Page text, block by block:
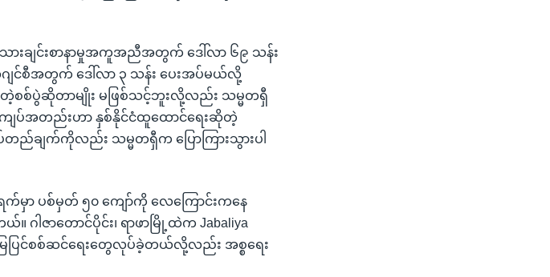
းချင်းစာနာမှုအကူအညီအတွက် ဒေါ်လာ ၆၉ သန်း
င်စီအတွက် ဒေါ်လာ ၃ သန်း ပေးအပ်မယ်လို့
တဲ့စစ်ပွဲဆိုတာမျိုး မဖြစ်သင့်ဘူးလို့လည်း သမ္မတရှီ
ကျပ်အတည်းဟာ နှစ်နိုင်ငံထူထောင်ရေးဆိုတဲ့
ျက်ကိုလည်း သမ္မတရှီက ပြောကြားသွားပါ
မှာ ပစ်မှတ် ၅၀ ကျော်ကို လေကြောင်းကနေ
ါဇာတောင်ပိုင်း၊ ရာဖာမြို့ထဲက Jabaliya
ေပြင်စစ်ဆင်ရေးတွေလုပ်ခဲ့တယ်လို့လည်း အစ္စရေး